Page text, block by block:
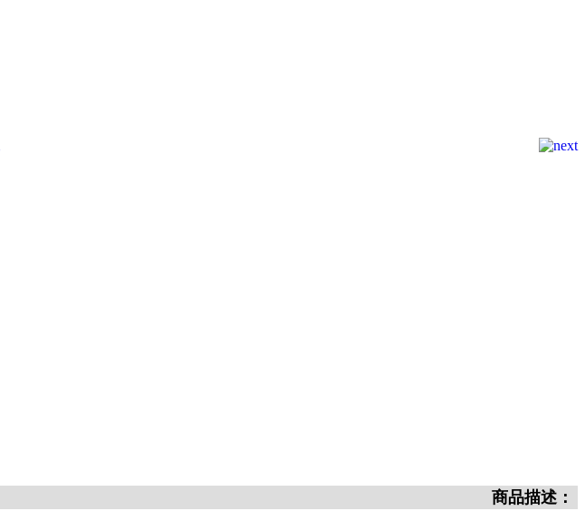
商品描述：